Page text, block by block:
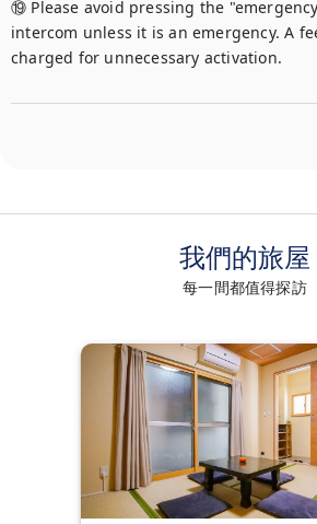
⑲ Please avoid pressing the
intercom unless it is an emergency. A
charged for unnecessary activation.
我們的旅屋
每一間都值得探訪